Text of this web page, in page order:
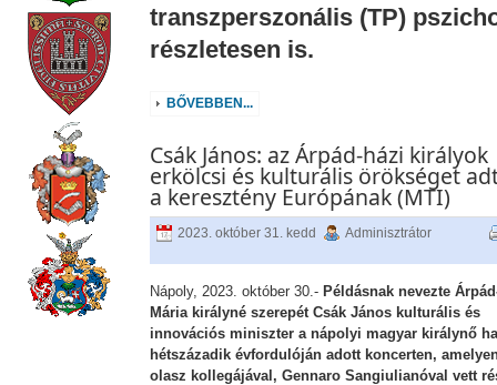
transzperszonális (TP)
részletesen is.
BŐVEBBEN...
Csák János: az Árpád-házi királyok
erkölcsi és kulturális örökséget
a keresztény Európának (MTI)
2023. október 31. kedd Adminisztrátor
Nápoly, 2023. október 30.- Példásnak nevezte
Mária királyné szerepét Csák János kulturális és
innovációs miniszter a nápolyi magyar királynő
hétszázadik évfordulóján adott koncerten,
olasz kollegájával, Gennaro Sangiulianóval vett